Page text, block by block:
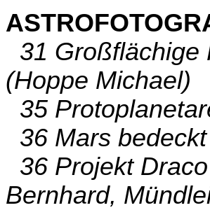
31 Großflächige
(Hoppe Michael)
35
36 Mars
36 Projekt
Bernhard,